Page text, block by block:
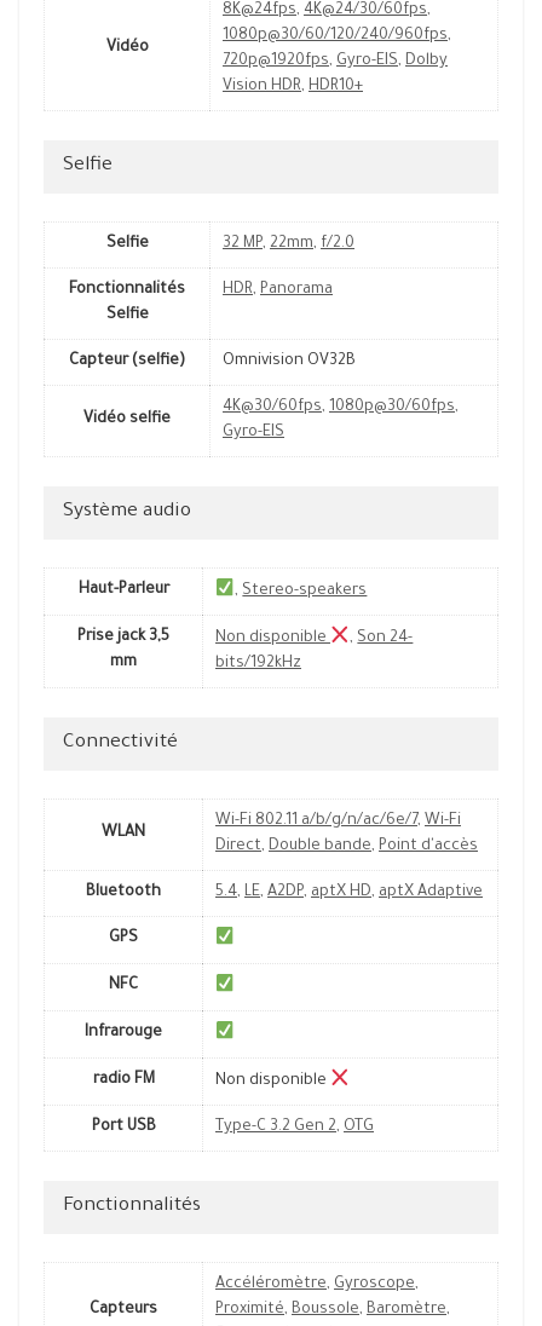
Vidéo
8K@24fps, 4K@24/30/60fps,
1080p@30/60/120/240/960fps,
720p@1920fps, Gyro-EIS, Dolby
Vision HDR, HDR10+
Selfie
Selfie 32 MP, 22mm, f/2.0
Fonctionnalités
Selfie
HDR, Panorama
Capteur (selfie) Omnivision OV32B
Vidéo selfie
4K@30/60fps, 1080p@30/60fps,
Gyro-EIS
Système audio
Haut-Parleur ,Stereo-speakers
Prise jack 3,5
mm
Non disponible ,Son 24-
bits/192kHz
Connectivité
WLAN
Wi-Fi 802.11 a/b/g/n/ac/6e/7, Wi-Fi
Direct, Double bande, Point d'accès
Bluetooth 5.4, LE, A2DP, aptX HD, aptX Adaptive
GPS
NFC
Infrarouge
radio FM Non disponible
Port USB Type-C 3.2 Gen 2, OTG
Fonctionnalités
Capteurs
Accéléromètre, Gyroscope,
Proximité, Boussole, Baromètre,